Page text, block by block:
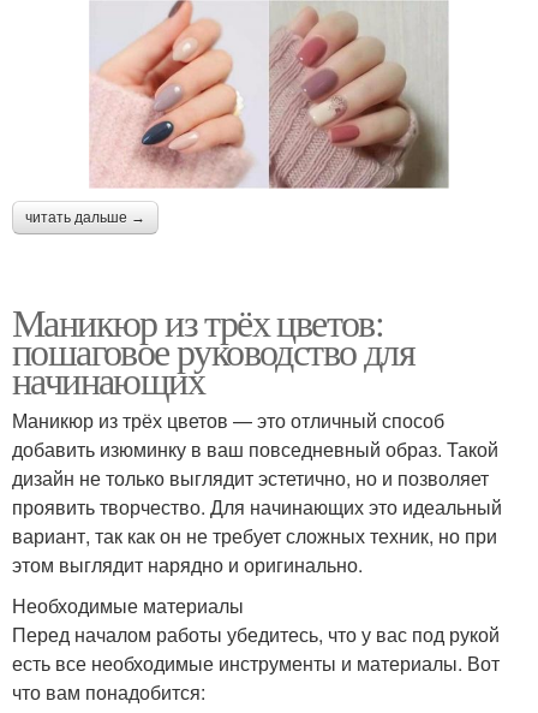
читать дальше →
Маникюр из трёх цветов:
пошаговое руководство для
начинающих
Маникюр из трёх цветов — это отличный способ
добавить изюминку в ваш повседневный образ. Такой
дизайн не только выглядит эстетично, но и позволяет
проявить творчество. Для начинающих это идеальный
вариант, так как он не требует сложных техник, но при
этом выглядит нарядно и оригинально.
Необходимые материалы
Перед началом работы убедитесь, что у вас под рукой
есть все необходимые инструменты и материалы. Вот
что вам понадобится: